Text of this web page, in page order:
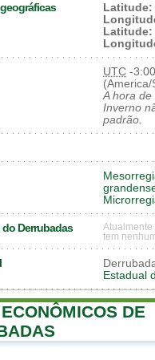
Latitude:
Latitude:
UTC -3:00
(America/
A hora
Inverno
padrão.
Derrubadas
Atualmente
tem
Estadual
DE